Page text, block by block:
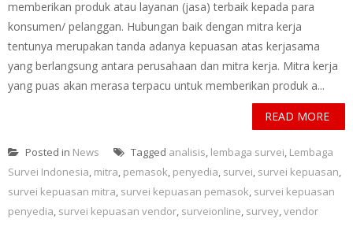
memberikan produk atau layanan (jasa) terbaik kepada para
konsumen/ pelanggan. Hubungan baik dengan mitra kerja
tentunya merupakan tanda adanya kepuasan atas kerjasama
yang berlangsung antara perusahaan dan mitra kerja. Mitra kerja
yang puas akan merasa terpacu untuk memberikan produk a...
READ MORE
Posted in News Tagged analisis, lembaga survei, Lembaga
Survei Indonesia, mitra, pemasok, penyedia, survei, survei kepuasan,
survei kepuasan mitra, survei kepuasan pemasok, survei kepuasan
penyedia, survei kepuasan vendor, surveionline, survey,vendor